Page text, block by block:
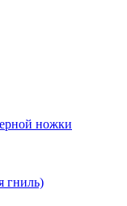
ножки
гниль)